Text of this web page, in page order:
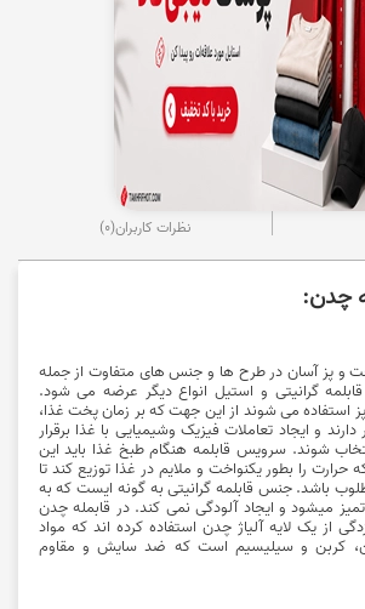
نظرات کاربران(0)
چدن:
و پز آسان در طرح ها و جنس های متفاوت از جمله
گرانیتی و استیلانواع دیگر عرضه می شود.
استفاده می شوند از این جهت که بر زمان پخت غذا،
و ایجاد تعاملات فیزیک وشیمیایی با غذا برقرار
شوند. سرویس قابلمه هنگام طبخ غذا باید این
حرارت را بطور یکنواخت و ملایم در غذا توزیع کند تا
باشد. جنس قابلمه گرانیتی به گونه ایست که به
میشود و ایجاد آلودگی نمی کند. در قابمله چدن
از یک لایه آلیاژ چدن استفاده کرده اند که مواد
کربن و سیلیسیم است که ضد سایش و مقاوم